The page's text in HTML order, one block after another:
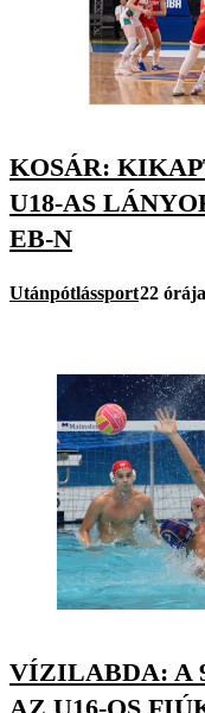
KOSÁR:
U18-AS
EB-N
Utánpótlássport22 órája
VÍZILABDA: A